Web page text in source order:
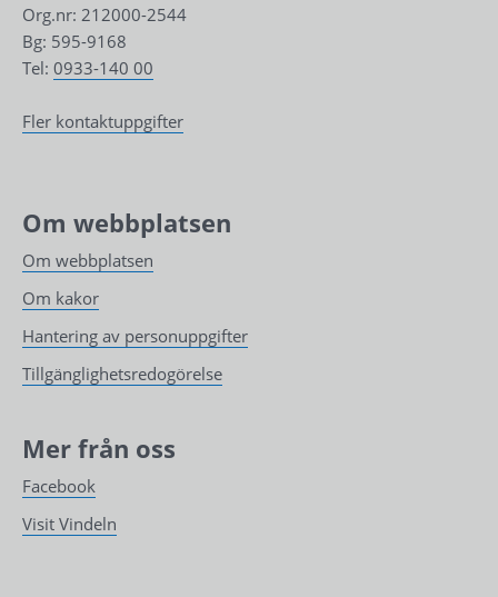
Org.nr: 212000-2544
Bg: 595-9168
Tel: 0933-140 00
Fler kontaktuppgifter
Om webbplatsen
Om webbplatsen
Om kakor
Hantering av personuppgifter
Tillgänglighetsredogörelse
Mer från oss
Facebook
Visit Vindeln